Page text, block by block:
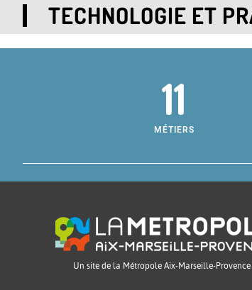
TECHNOLOGIE ET
11
MÉTIERS
Un site de la Métropole Aix-Marseille-Provence